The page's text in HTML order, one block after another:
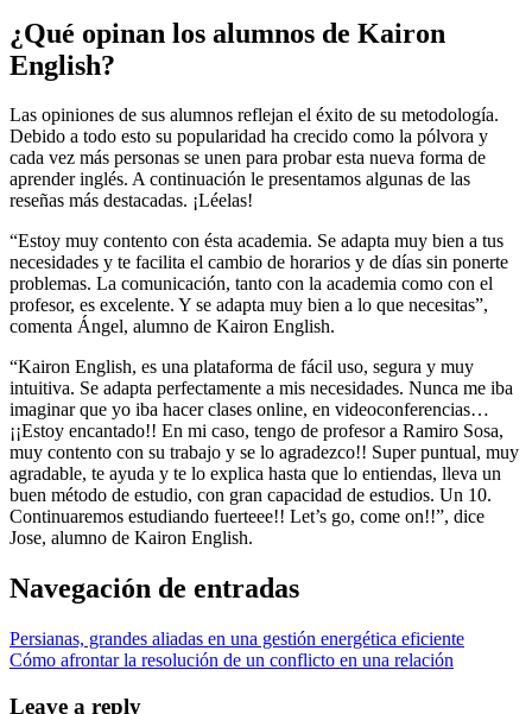
¿Qué opinan los alumnos de Kairon
English?
Las opiniones de sus alumnos reflejan el éxito de su metodología.
Debido a todo esto su popularidad ha crecido como la pólvora y
cada vez más personas se unen para probar esta nueva forma de
aprender inglés. A continuación le presentamos algunas de las
reseñas más destacadas. ¡Léelas!
“Estoy muy contento con ésta academia. Se adapta muy bien a tus
necesidades y te facilita el cambio de horarios y de días sin ponerte
problemas. La comunicación, tanto con la academia como con el
profesor, es excelente. Y se adapta muy bien a lo que necesitas”,
comenta Ángel, alumno de Kairon English.
“Kairon English, es una plataforma de fácil uso, segura y muy
intuitiva. Se adapta perfectamente a mis necesidades. Nunca me iba
imaginar que yo iba hacer clases online, en videoconferencias…
¡¡Estoy encantado!! En mi caso, tengo de profesor a Ramiro Sosa,
muy contento con su trabajo y se lo agradezco!! Super puntual, muy
agradable, te ayuda y te lo explica hasta que lo entiendas, lleva un
buen método de estudio, con gran capacidad de estudios. Un 10.
Continuaremos estudiando fuerteee!! Let’s go, come on!!”, dice
Jose, alumno de Kairon English.
Navegación de entradas
Persianas, grandes aliadas en una gestión energética eficiente
Cómo afrontar la resolución de un conflicto en una relación
Leave a reply